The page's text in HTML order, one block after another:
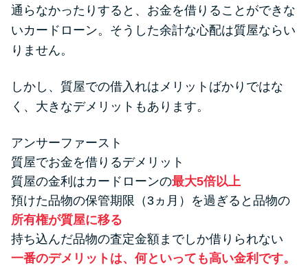
カードローン診断
カードローンQ&A
特集ページ
リボ払いをそのまま払いきると
損！
カードローンの見直しで40万円
得した話
通らなかったりすると、お金を借りることができな
いカードローン。そうした余計な心配は質屋ならい
りません。
しかし、質屋での借入れはメリットばかりではな
く、大きなデメリットもあります。
アンサーファースト
質屋でお金を借りるデメリット
質屋の金利はカードローンの最大5倍以上
預けた品物の保管期限（3ヵ月）を過ぎると品物の
所有権が質屋に移る
持ち込んだ品物の査定金額までしか借りられない
一番のデメリットは、何といっても高い金利です。